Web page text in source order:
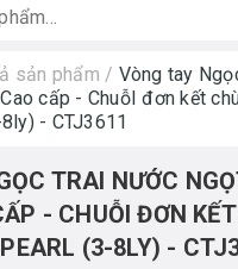
sản phẩm / Vòng tay
cấp - ChuỗI đơn kết
- CTJ3611
TRAI NƯỚC
- CHUỖI ĐƠN
(3-8LY) -